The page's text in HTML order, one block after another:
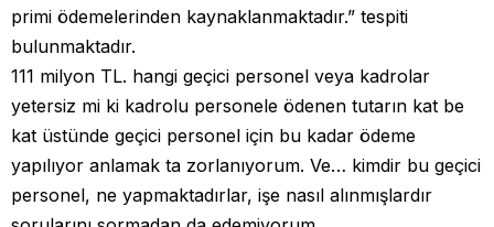
primi ödemelerinden kaynaklanmaktadır.” tespiti
bulunmaktadır.
111 milyon TL. hangi geçici personel veya kadrolar
yetersiz mi ki kadrolu personele ödenen tutarın kat be
kat üstünde geçici personel için bu kadar ödeme
yapılıyor anlamak ta zorlanıyorum. Ve… kimdir bu geçici
personel, ne yapmaktadırlar, işe nasıl alınmışlardır